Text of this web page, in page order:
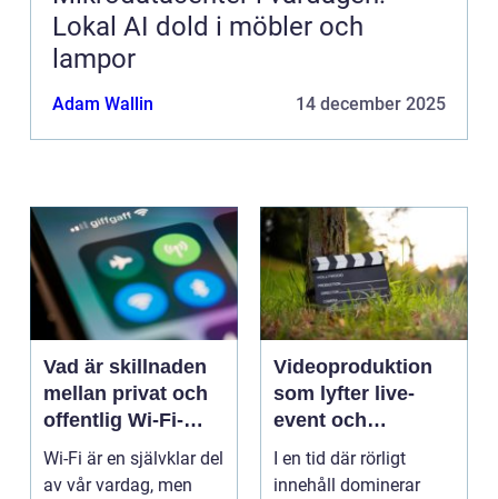
Lokal AI dold i möbler och
lampor
Adam Wallin 14 december 2025
Vad är skillnaden
mellan privat och
offentlig Wi-Fi-
säkerhet?
Wi-Fi är en självklar del
av vår vardag, men
Videoproduktion
som lyfter live-
event och
varumärken
I en tid där rörligt
innehåll dominerar